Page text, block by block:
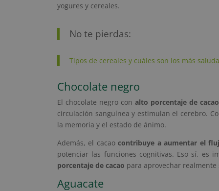
yogures y cereales.
No te pierdas:
Tipos de cereales y cuáles son los más
Chocolate negro
El chocolate negro con alto porcentaje de
circulación sanguínea y estimulan el cerebro.
la memoria y el estado de ánimo.
Además, el cacaocontribuye a aumentar el
potenciar las funciones cognitivas. Eso sí, es
porcentaje de cacao para aprovechar realmente
Aguacate